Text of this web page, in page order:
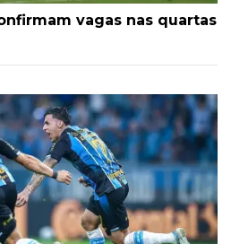
vagas nas quartas